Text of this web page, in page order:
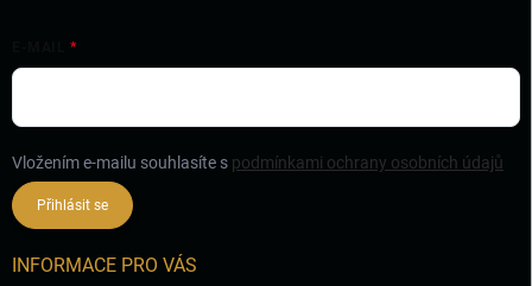
Vložením e-mailu souhlasíte s podmínkami ochrany osobních údajů
Přihlásit se
INFORMACE PRO VÁS